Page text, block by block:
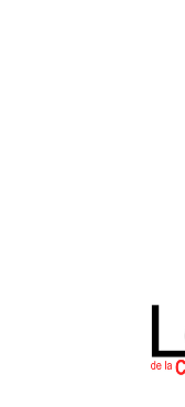
Lotería de